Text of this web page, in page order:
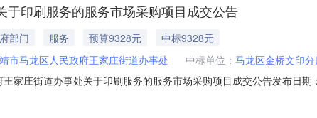
印刷服务的服务市场采购项目成交公告
部门 服务 预算9328元
中标9328元
市马龙区人民政府王家庄街道办事处 中标单位： 马龙区金桥文印
家庄街道办事处关于印刷服务的服务市场采购项目成交公告发布日
务市场采购项目采购项目项目编号:2921101000003774215项目联系